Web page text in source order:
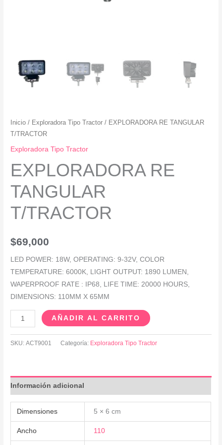
Inicio / Exploradora Tipo Tractor / EXPLORADORA RE TANGULAR
T/TRACTOR
Exploradora Tipo Tractor
EXPLORADORA RE
TANGULAR
T/TRACTOR
$69,000
LED POWER: 18W, OPERATING: 9-32V, COLOR
TEMPERATURE: 6000K, LIGHT OUTPUT: 1890 LUMEN,
WAPERPROOF RATE : IP68, LIFE TIME: 20000 HOURS,
DIMENSIONS: 110MM X 65MM
AÑADIR AL CARRITO
SKU:ACT9001 Categoría: Exploradora Tipo Tractor
Información adicional
Dimensiones 5 × 6 cm
Ancho 110